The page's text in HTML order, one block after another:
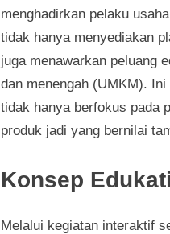
menghadirkan pelaku
tidak hanya menyediakan
juga menawarkan peluang
dan menengah (UMKM).
tidak hanya berfokus pada
produk jadi yang bernilai
Konsep
Melalui kegiatan interaktif